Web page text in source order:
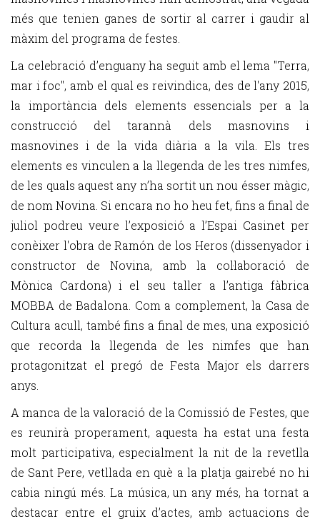
més que tenien ganes de sortir al carrer i gaudir al
màxim del programa de festes.
La celebració d’enguany ha seguit amb el lema "Terra,
mar i foc", amb el qual es reivindica, des de l'any 2015,
la importància dels elements essencials per a la
construcció del tarannà dels masnovins i
masnovines i de la vida diària a la vila. Els tres
elements es vinculen a la llegenda de les tres nimfes,
de les quals aquest any n’ha sortit un nou ésser màgic,
de nom Novina. Si encara no ho heu fet, fins a final de
juliol podreu veure l’exposició a l’Espai Casinet per
conèixer l'obra de Ramón de los Heros (dissenyador i
constructor de Novina, amb la col·laboració de
Mònica Cardona) i el seu taller a l’antiga fàbrica
MOBBA de Badalona. Com a complement, la Casa de
Cultura acull, també fins a final de mes, una exposició
que recorda la llegenda de les nimfes que han
protagonitzat el pregó de Festa Major els darrers
anys.
A manca de la valoració de la Comissió de Festes, que
es reunirà properament, aquesta ha estat una festa
molt participativa, especialment la nit de la revetlla
de Sant Pere, vetllada en què a la platja gairebé no hi
cabia ningú més. La música, un any més, ha tornat a
destacar entre el gruix d’actes, amb actuacions de